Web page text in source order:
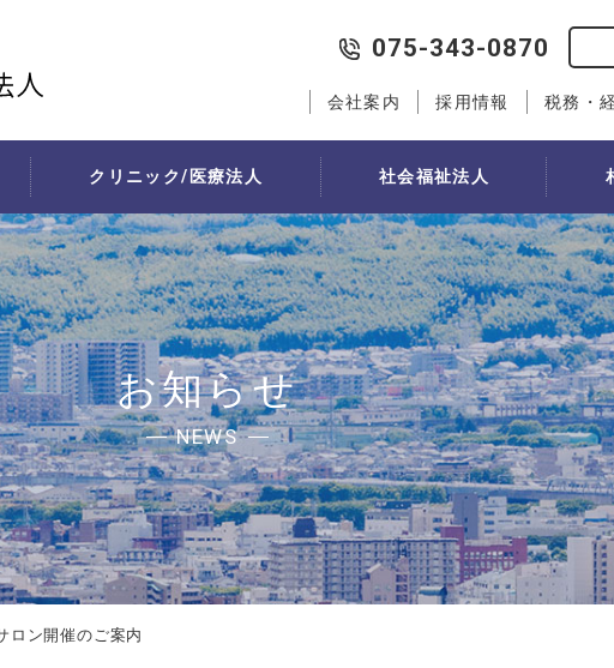
075-343-0870
会社案内 採用情報 税務・
代行）の流れ
り
経営支援
将軍の日（中期経営計画策定支援）
経営幹部育成支援「コンパスミーティング」
創業
創業者向け中期経営計画策定教室
創業支援制度の活用
会社設立
法人設立シミュレーション
クリニック/医療法人
院経営サポート
務・会計サポート
とは
対策
法人設立・分院設立
・労務サポート
事務業務
医院継承
医院の現状分析
承継者・承継方法の選定
医院承継計画の策定
個人診療所の承継の流れ
医療法人の承継の流れ
社会福祉法人
人の新会計基準 社会福祉法人の税務 社会福祉法
相続・贈与対策
遺言作成
個人財産の現状分析
贈与税申告が必要な場合
事業承継
事業承継計画
自社株評価
従業員持ち
お知らせ
NEWS
ロン開催のご案内